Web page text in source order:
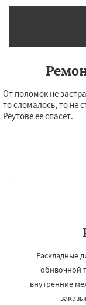
От поломок не
то сломалось, то не
Реутове её спасёт.
Раскладные
обивочной
внутренние